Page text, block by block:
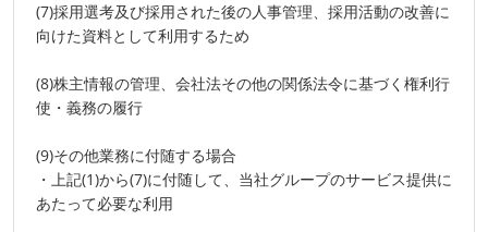
(7)採用選考及び採用された後の人事管理、採用活動の改善に
向けた資料として利用するため
(8)株主情報の管理、会社法その他の関係法令に基づく権利行
使・義務の履行
(9)その他業務に付随する場合
・上記(1)から(7)に付随して、当社グループのサービス提供に
あたって必要な利用